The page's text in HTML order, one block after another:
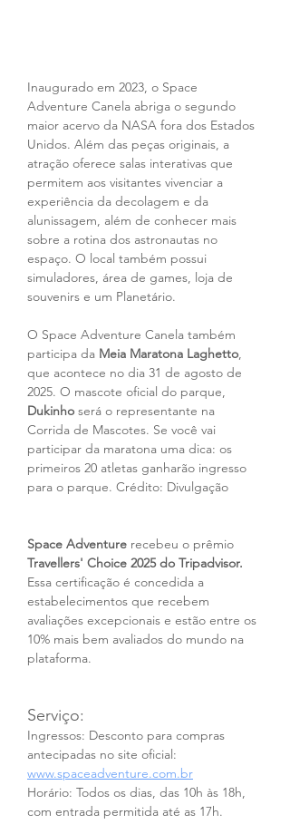
Inaugurado em 2023, o Space
Adventure Canela abriga o segundo
maior acervo da NASA fora dos Estados
Unidos. Além das peças originais, a
atração oferece salas interativas que
permitem aos visitantes vivenciar a
experiência da decolagem e da
alunissagem, além de conhecer mais
sobre a rotina dos astronautas no
espaço. O local também possui
simuladores, área de games, loja de
souvenirs e um Planetário.
O Space Adventure Canela também
participa da Meia Maratona Laghetto,
que acontece no dia 31 de agosto de
2025. O mascote oficial do parque,
Dukinho será o representante na
Corrida de Mascotes. Se você vai
participar da maratona uma dica: os
primeiros 20 atletas ganharão ingresso
para o parque. Crédito: Divulgação
Space Adventure recebeu o prêmio
Travellers' Choice 2025 do Tripadvisor.
Essa certificação é concedida a
estabelecimentos que recebem
avaliações excepcionais e estão entre os
10% mais bem avaliados do mundo na
plataforma.
Serviço:
Ingressos: Desconto para compras
antecipadas no site oficial:
www.spaceadventure.com.br
Horário: Todos os dias, das 10h às 18h,
com entrada permitida até as 17h.